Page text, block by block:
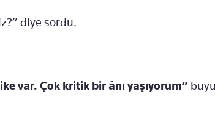
diye sordu.
var. Çok kritik bir ânı yaşıyorum”